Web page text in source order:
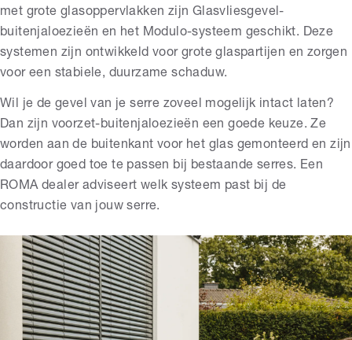
met grote glasoppervlakken zijn Glasvliesgevel-
buitenjaloezieën en het Modulo-systeem geschikt. Deze
systemen zijn ontwikkeld voor grote glaspartijen en zorgen
voor een stabiele, duurzame schaduw.
Wil je de gevel van je serre zoveel mogelijk intact laten?
Dan zijn voorzet-buitenjaloezieën een goede keuze. Ze
worden aan de buitenkant voor het glas gemonteerd en zijn
daardoor goed toe te passen bij bestaande serres. Een
ROMA dealer adviseert welk systeem past bij de
constructie van jouw serre.